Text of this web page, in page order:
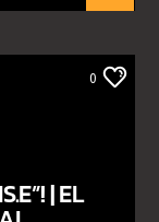
0
| EL